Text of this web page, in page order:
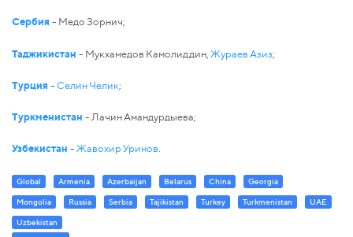
Сербия - Медо Зорнич;
Таджикистан - Мукхамедов Камолиддин, Жураев Азиз;
Турция -Селин Челик;
Туркменистан - Лачин Амандурдыева;
Узбекистан -Жавохир Уринов.
Global Armenia Azerbaijan Belarus China
Georgia
Mongolia
Russia Serbia Tajikistan Turkey Turkmenistan
UAE
Uzbekistan